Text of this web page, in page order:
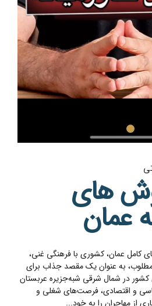
های
عمان
کامل عمان، کشوری با فرهنگی غنی،
به عنوان یک مقصد جذاب برای
در شمال شرقی شبه‌جزیره عربستان
و اقتصادی، فرصت‌های شغلی و
از مهاجران را به خود...